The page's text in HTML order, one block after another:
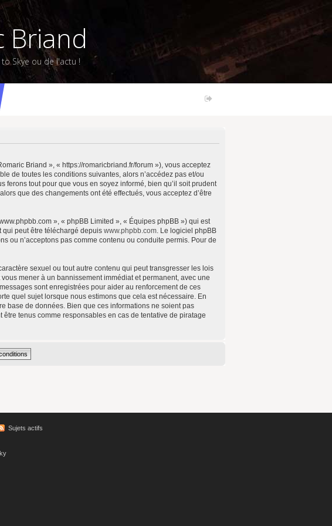
Briand
Skye ou de l'actu !
Briand », « https://romaricbriand.fr/forum »), vous acceptez
de toutes les conditions suivantes, alors n’accédez pas et/ou
ferons tout pour que vous en soyez informé, bien qu’il soit prudent
que des changements ont été effectués, vous acceptez d’être
», « phpBB Limited », « Équipes phpBB ») qui est
qui peut être téléchargé depuis www.phpbb.com. Le logiciel phpBB
ou n’acceptons pas comme contenu ou conduite permis. Pour de
sexuel ou tout autre contenu qui peut transgresser les lois
mener à un bannissement immédiat et permanent, avec une
sont enregistrées pour aider au renforcement de ces
quel sujet lorsque nous estimons que cela est nécessaire. En
base de données. Bien que ces informations ne soient pas
tenus comme responsables en cas de tentative de piratage
Sujets actifs